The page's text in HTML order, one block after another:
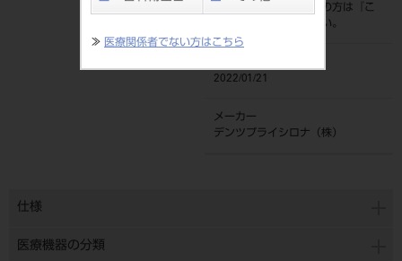
≫ 医療関係者でない方はこちら
ネット会員登録がまだの方は『
こ
』より登録ください。
2022/01/21
メーカー
デンツプライシロナ（株）
仕様
医療機器の分類